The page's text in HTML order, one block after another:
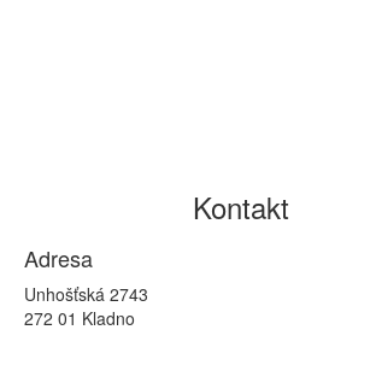
Kontakt
Adresa
Unhošťská 2743
272 01 Kladno